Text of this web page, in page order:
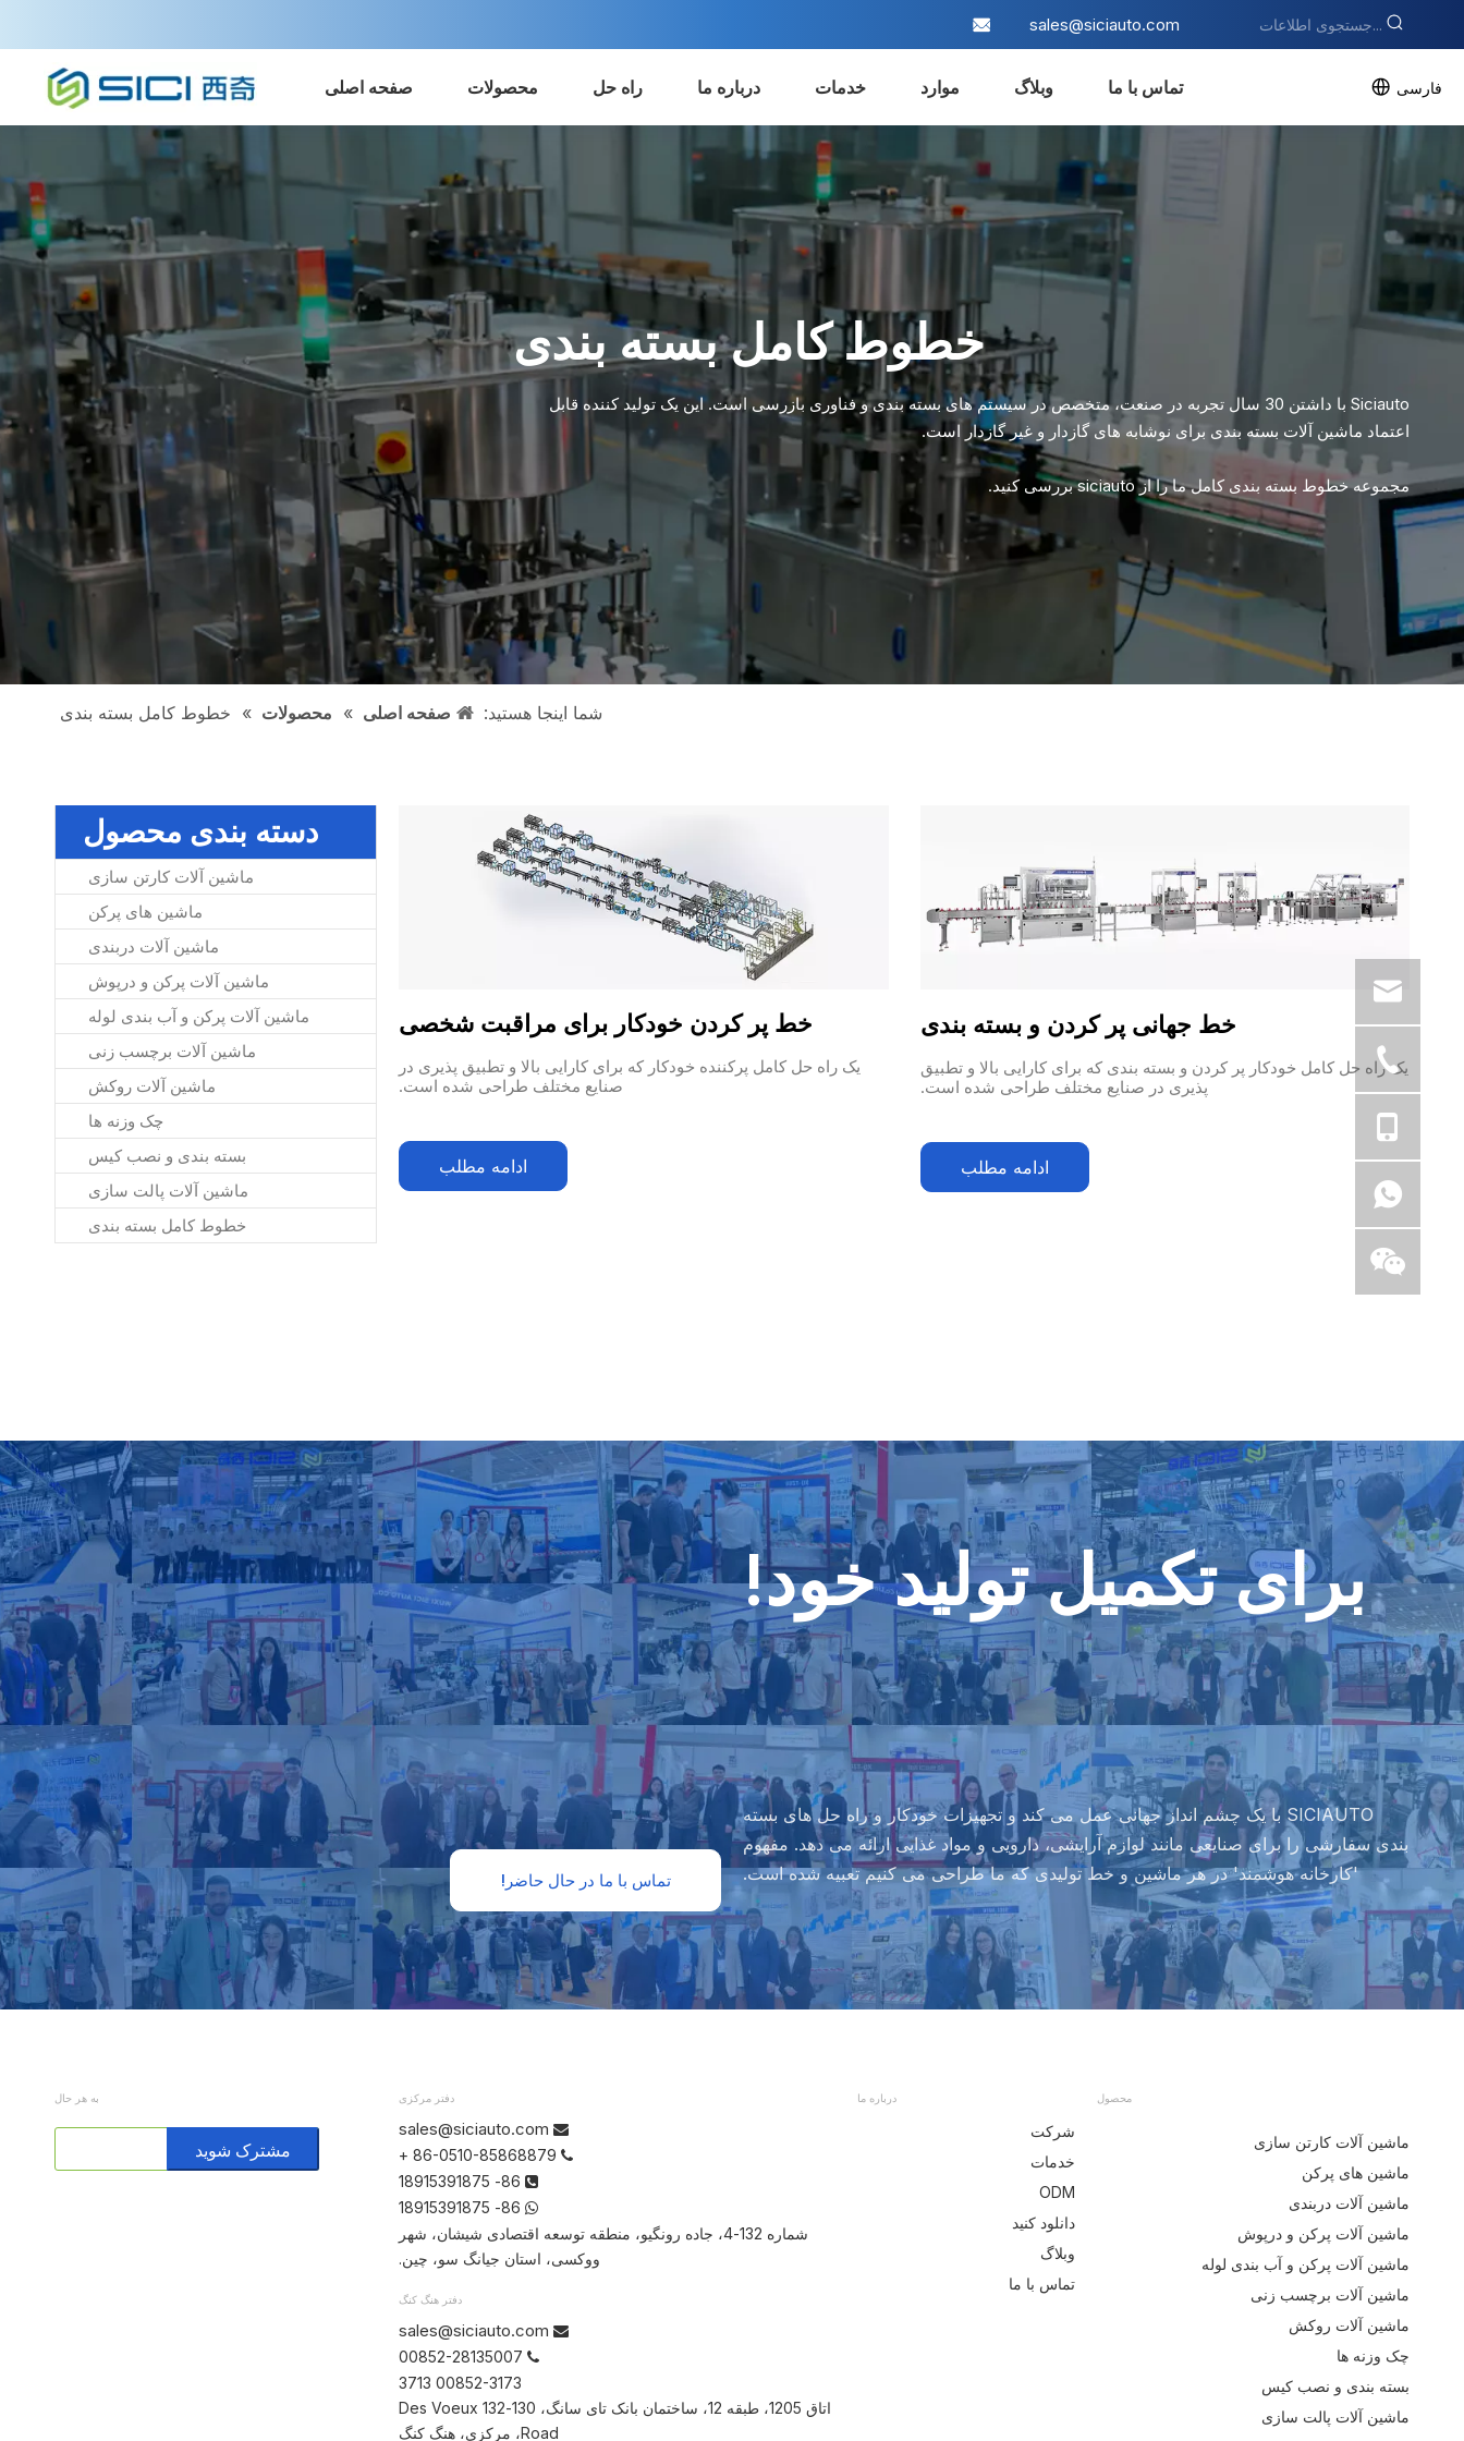
sales@siciauto.com
صفحه اصلی محصولات راه حل درباره ما خدمات موارد وبلاگ تماس با ما فارسی
خطوط کامل بسته بندی
Siciauto با داشتن 30 سال تجربه در صنعت، متخصص در سیستم های بسته بندی و فناوری بازرسی است. این یک تولید کننده قابل
اعتماد ماشین آلات بسته بندی برای نوشابه های گازدار و غیر گازدار است.
مجموعه خطوط بسته بندی کامل ما را از siciauto بررسی کنید.
شما اینجا هستید: صفحه اصلی » محصولات » خطوط کامل بسته بندی
دسته بندی محصول
ماشین آلات کارتن سازی
ماشین های پرکن
ماشین آلات دربندی
ماشین آلات پرکن و درپوش
ماشین آلات پرکن و آب بندی لوله
ماشین آلات برچسب زنی
ماشین آلات روکش
چک وزنه ها
بسته بندی و نصب کیس
ماشین آلات پالت سازی
خطوط کامل بسته بندی
خط جهانی پر کردن و بسته بندی
یک راه حل کامل خودکار پر کردن و بسته بندی که برای کارایی بالا و تطبیق
پذیری در صنایع مختلف طراحی شده است.
ادامه مطلب
خط پر کردن خودکار برای مراقبت شخصی
یک راه حل کامل پرکننده خودکار که برای کارایی بالا و تطبیق پذیری در
صنایع مختلف طراحی شده است.
ادامه مطلب
برای تکمیل تولید خود!
SICIAUTO با یک چشم انداز جهانی عمل می کند و تجهیزات خودکار و راه حل های بسته
بندی سفارشی را برای صنایعی مانند لوازم آرایشی، دارویی و مواد غذایی ارائه می دهد. مفهوم
'کارخانه هوشمند' در هر ماشین و خط تولیدی که ما طراحی می کنیم تعبیه شده است.
تماس با ما در حال حاضر!
محصول
ماشین آلات کارتن سازی
ماشین های پرکن
ماشین آلات دربندی
ماشین آلات پرکن و درپوش
ماشین آلات پرکن و آب بندی لوله
ماشین آلات برچسب زنی
ماشین آلات روکش
چک وزنه ها
بسته بندی و نصب کیس
ماشین آلات پالت سازی
درباره ما
شرکت
خدمات
ODM
دانلود کنید
وبلاگ
تماس با ما
دفتر مرکزی

sales@siciauto.com

86-0510-85868879 +

86- 18915391875

86- 18915391875
شماره 132-4، جاده رونگیو، منطقه توسعه اقتصادی شیشان، شهر
ووکسی، استان جیانگ سو، چین.
دفتر هنگ کنگ

sales@siciauto.com

00852-28135007
اتاق 1205، طبقه 12، ساختمان بانک تای سانگ، 130-132 Des Voeux
Road، مرکزی، هنگ کنگ
به هر حال
مشترک شوید